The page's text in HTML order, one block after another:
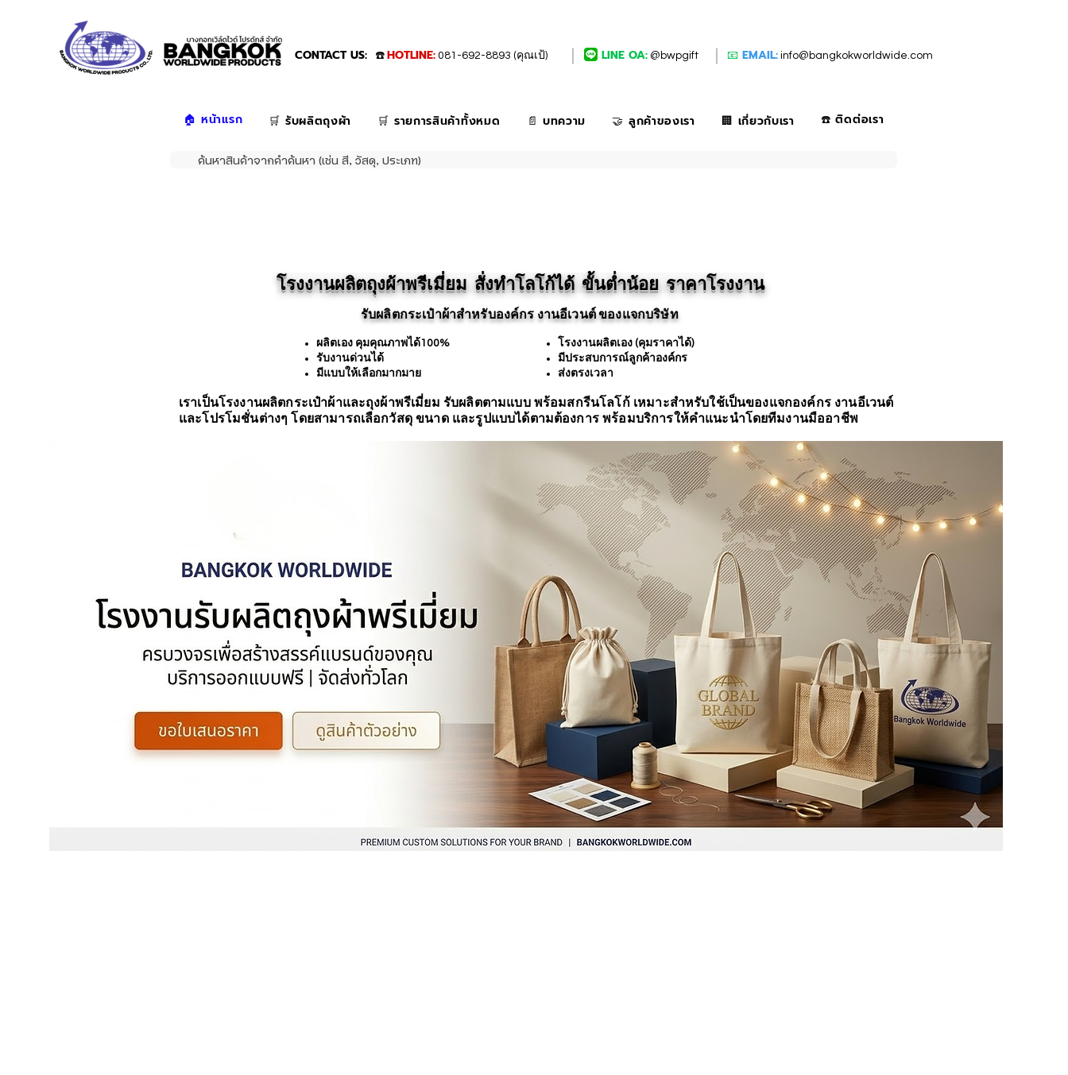
CONTACT US: ☎️ HOTLINE: 081-692-8893 (คุณเป้) LINE OA: @bwpgift 📧 EMAIL: info@bangkokworldwide.com
🏠 หน้าแรก 🛒 รับผลิตถุงผ้า 🛒 รายการสินค้าทั้งหมด 📄 บทความ 🤝 ลูกค้าของเรา 🏢 เกี่ยวกับเรา ☎️ ติดต่อเรา
ค้นหาสินค้าจากคำค้นหา (เช่น สี, วัสดุ, ประเภท)
โรงงานผลิตถุงผ้าพรีเมี่ยม สั่งทำโลโก้ได้ ขั้นต่ำน้อย ราคาโรงงาน
รับผลิตกระเป๋าผ้าสำหรับองค์กร งานอีเวนต์ ของแจกบริษัท
ผลิตเอง คุมคุณภาพได้100%
รับงานด่วนได้
มีแบบให้เลือกมากมาย
โรงงานผลิตเอง (คุมราคาได้)
มีประสบการณ์ลูกค้าองค์กร
ส่งตรงเวลา
เราเป็นโรงงานผลิตกระเป๋าผ้าและถุงผ้าพรีเมี่ยม รับผลิตตามแบบ พร้อมสกรีนโลโก้ เหมาะสำหรับใช้เป็นของแจกองค์กร งานอีเวนต์
และโปรโมชั่นต่างๆ โดยสามารถเลือกวัสดุ ขนาด และรูปแบบได้ตามต้องการ พร้อมบริการให้คำแนะนำโดยทีมงานมืออาชีพ